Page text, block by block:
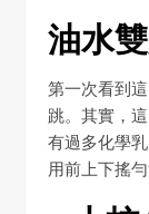
油水
第一次看到
跳。其實，
有過多化學
用前上下搖